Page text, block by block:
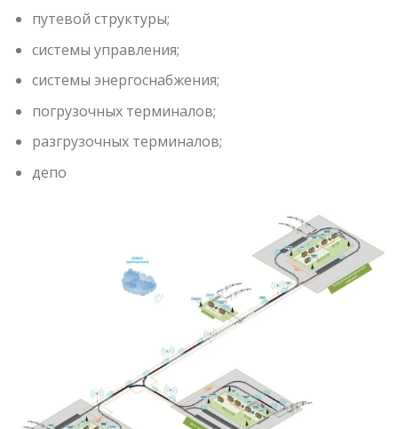
путевой структуры;
системы управления;
системы энергоснабжения;
погрузочных терминалов;
разгрузочных терминалов;
депо